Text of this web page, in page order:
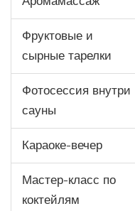
Фруктовые и
сырные тарелки
Фотосессия внутри
сауны
Караоке-вечер
Мастер-класс по
коктейлям